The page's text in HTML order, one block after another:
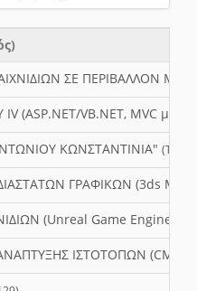
ΣΕ ΠΕΡΙΒΑΛΛΟΝ
(ASP.NET/VB.NET, MVC
ΚΩΝΣΤΑΝΤΙΝΙΑ"
ΓΡΑΦΙΚΩΝ (3ds
(Unreal Game Engine,
ΙΣΤΟΤΟΠΩΝ (CMS)